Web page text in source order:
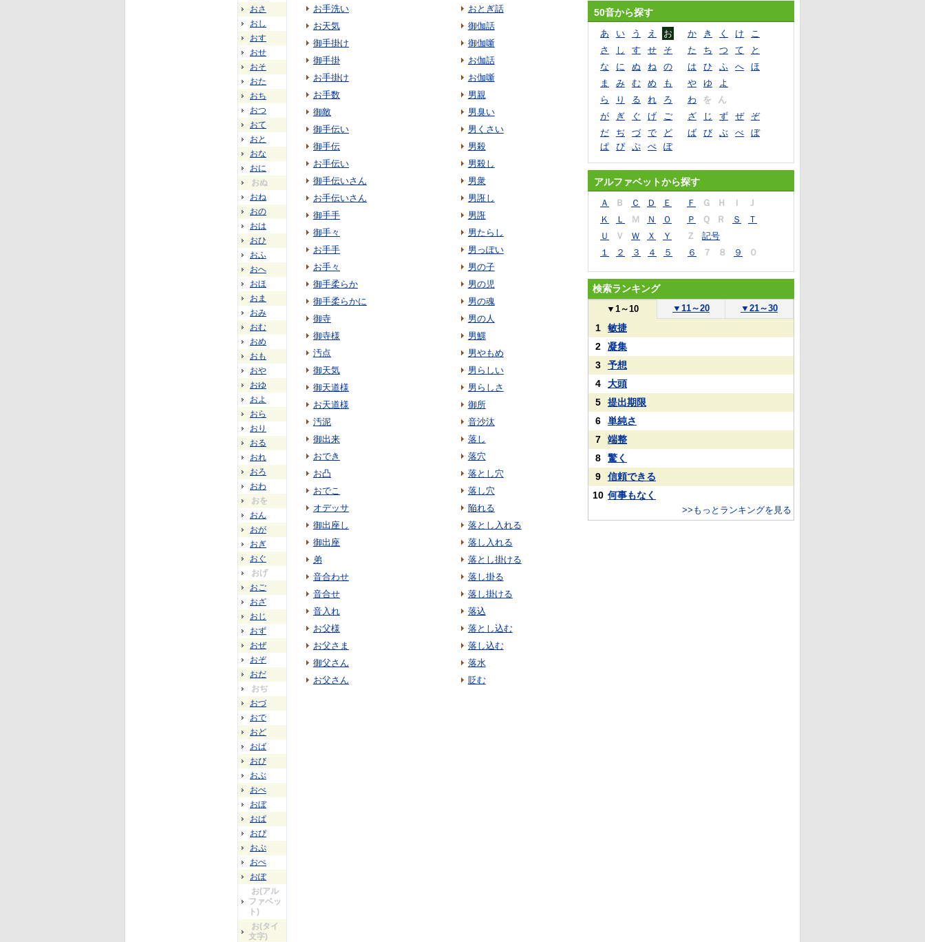
おさ
おし
おす
おせ
おそ
おた
おち
おつ
おて
おと
おな
おに
おぬ
おね
おの
おは
おひ
おふ
おへ
おほ
おま
おみ
おむ
おめ
おも
おや
おゆ
およ
おら
おり
おる
おれ
おろ
おわ
おを
おん
おが
おぎ
おぐ
おげ
おご
おざ
おじ
おず
おぜ
おぞ
おだ
おぢ
おづ
おで
おど
おば
おび
おぶ
おべ
おぼ
おぱ
おぴ
おぷ
おぺ
おぽ
お(アル
ファベッ
ト)
お(タイ
文字)
お手洗い
お天気
御手掛け
御手掛
お手掛け
お手数
御敵
御手伝い
御手伝
お手伝い
御手伝いさん
お手伝いさん
御手手
御手々
お手手
お手々
御手柔らか
御手柔らかに
御寺
御寺様
汚点
御天気
御天道様
お天道様
汚泥
御出来
おでき
お凸
おでこ
オデッサ
御出座し
御出座
弟
音合わせ
音合せ
音入れ
お父様
お父さま
御父さん
お父さん
おとぎ話
御伽話
御伽噺
お伽話
お伽噺
男親
男臭い
男くさい
男殺
男殺し
男衆
男誑し
男誑
男たらし
男っぽい
男の子
男の児
男の魂
男の人
男鰥
男やもめ
男らしい
男らしさ
御所
音沙汰
落し
落穴
落とし穴
落し穴
陥れる
落とし入れる
落し入れる
落とし掛ける
落し掛る
落し掛ける
落込
落とし込む
落し込む
落水
貶む
50音から探す
あ い う え お か き く け
こ
さ
し す せ そ た ち つ て
と
な
に ぬ ね の は ひ ふ へ
ほ
ま
み む め も や ゆ
よ
ら
り る れ ろ わ を
ん
が
ぎ ぐ げ ご ざ じ ず ぜ
ぞ
だ
ぢ づ で ど ば び ぶ べ
ぼ
ぱ
ぴ ぷ ぺ ぽ
アルファベットから探す
Ａ Ｂ Ｃ Ｄ Ｅ Ｆ Ｇ Ｈ Ｉ
Ｊ
Ｋ
Ｌ Ｍ Ｎ Ｏ Ｐ Ｑ Ｒ Ｓ
Ｔ
Ｕ
Ｖ Ｗ Ｘ Ｙ Ｚ
記号
１
２ ３ ４ ５ ６ ７ ８ ９ ０
検索ランキング
▼ 1～10 ▼ 11～20 ▼ 21～30
1
敏捷
2
凝集
3
予想
4
大頭
5
提出期限
6
単純さ
7
端整
8
驚く
9
信頼できる
10 何事もなく
>>もっとランキングを見る